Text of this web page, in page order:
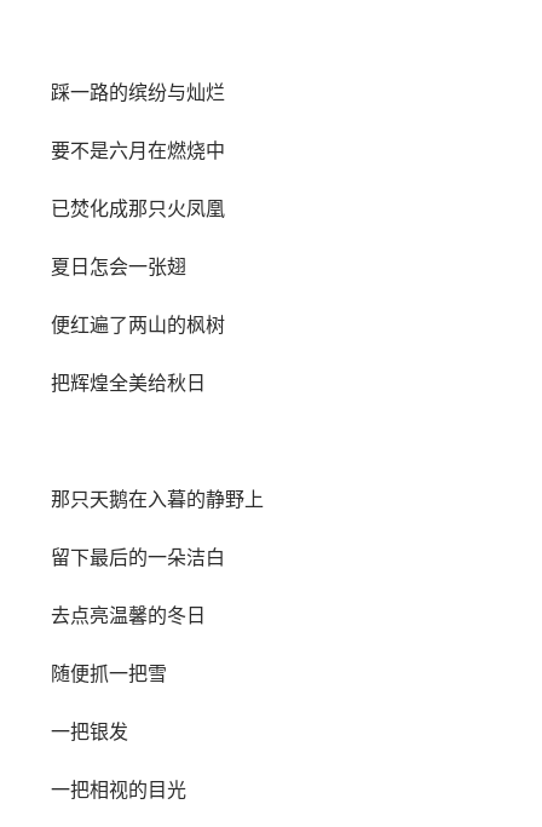
踩一路的缤纷与灿烂
要不是六月在燃烧中
已焚化成那只火凤凰
夏日怎会一张翅
便红遍了两山的枫树
把辉煌全美给秋日
那只天鹅在入暮的静野上
留下最后的一朵洁白
去点亮温馨的冬日
随便抓一把雪
一把银发
一把相视的目光